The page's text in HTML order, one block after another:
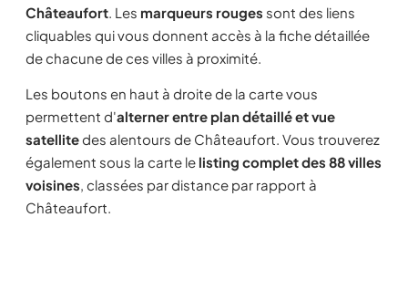
Châteaufort. Les marqueurs rouges sont des liens
cliquables qui vous donnent accès à la fiche détaillée
de chacune de ces villes à proximité.
Les boutons en haut à droite de la carte vous
permettent d'alterner entre plan détaillé et vue
satellitedes alentours de Châteaufort. Vous trouverez
également sous la carte le listing complet des 88 villes
voisines, classées par distance par rapport à
Châteaufort.